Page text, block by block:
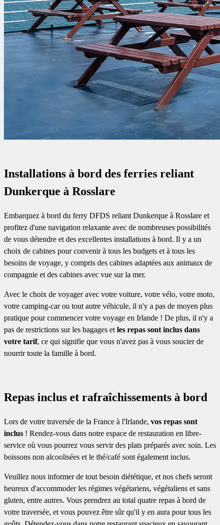
Installations à bord des ferries reliant
Dunkerque à Rosslare
Embarquez à bord du ferry DFDS reliant Dunkerque à Rosslare et
profitez d'une navigation relaxante avec de nombreuses possibilités
de vous détendre et des excellentes installations à bord. Il y a un
choix de cabines pour convenir à tous les budgets et à tous les
besoins de voyage, y compris des cabines adaptées aux animaux de
compagnie et des cabines avec vue sur la mer.
Avec le choix de voyager avec votre voiture, votre vélo, votre moto,
votre camping-car ou tout autre véhicule, il n'y a pas de moyen plus
pratique pour commencer votre voyage en Irlande ! De plus, il n'y a
pas de restrictions sur les bagages et les repas sont inclus dans
votre tarif, ce qui signifie que vous n'avez pas à vous soucier de
nourrir toute la famille à bord.
Repas inclus et rafraîchissements à bord
Lors de votre traversée de la France à l'Irlande, vos repas sont
inclus ! Rendez-vous dans notre espace de restauration en libre-
service où vous pourrez vous servir des plats préparés avec soin. Les
boissons non alcoolisées et le thé/café sont également inclus.
Veuillez nous informer de tout besoin diététique, et nos chefs seront
heureux d'accommoder les régimes végétariens, végétaliens et sans
gluten, entre autres. Vous prendrez au total quatre repas à bord de
votre traversée, et vous pouvez être sûr qu'il y en aura pour tous les